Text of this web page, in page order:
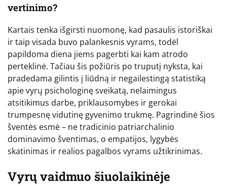
vertinimo?
Kartais tenka išgirsti nuomonę, kad pasaulis istoriškai
ir taip visada buvo palankesnis vyrams, todėl
papildoma diena jiems pagerbti kai kam atrodo
perteklinė. Tačiau šis požiūris po truputį nyksta, kai
pradedama gilintis į liūdną ir negailestingą statistiką
apie vyrų psichologinę sveikatą, nelaimingus
atsitikimus darbe, priklausomybes ir gerokai
trumpesnę vidutinę gyvenimo trukmę. Pagrindinė šios
šventės esmė – ne tradicinio patriarchalinio
dominavimo šventimas, o empatijos, lygybės
skatinimas ir realios pagalbos vyrams užtikrinimas.
Vyrų vaidmuo šiuolaikinėje